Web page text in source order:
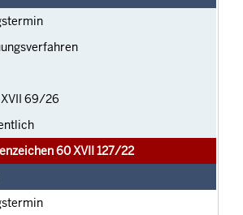
69/26
60 XVII 127/22